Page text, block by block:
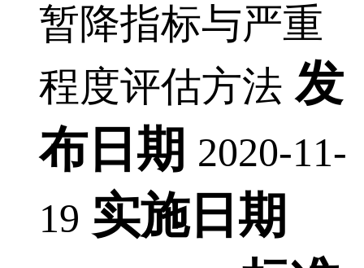
暂降指标与严重
程度评估方法 发
布日期 2020-11-
19 实施日期